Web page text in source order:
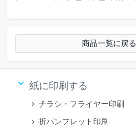
商品一覧に戻る
keyboard_arrow_down 紙に印刷する
チラシ・フライヤー印刷
折パンフレット印刷